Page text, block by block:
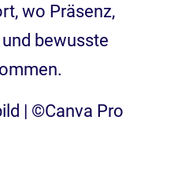
wo Präsenz,
bewusste
| ©Canva Pro